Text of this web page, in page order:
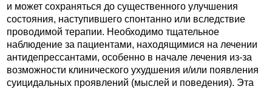
и может сохраняться до существенного улучшения
состояния, наступившего спонтанно или вследствие
проводимой терапии. Необходимо тщательное
наблюдение за пациентами, находящимися на лечении
антидепрессантами, особенно в начале лечения из-за
возможности клинического ухудшения и/или появления
суицидальных проявлений (мыслей и поведения). Эта